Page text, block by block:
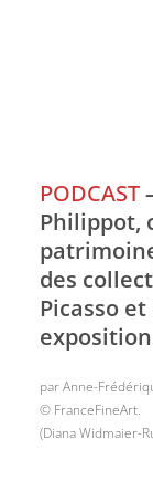
PODCAST
Philippot,
des
Picasso
par Anne-
© FranceFineArt.
(Diana Widmaier-